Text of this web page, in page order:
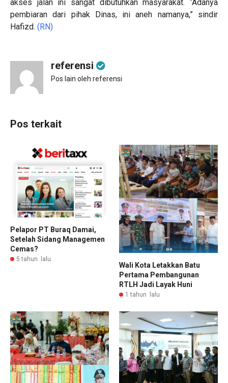
akses jalan ini sangat dibutuhkan masyarakat. “Adanya
pembiaran dari pihak Dinas, ini aneh namanya,” sindir
Hafizd. (RN)
referensi
Pos lain oleh referensi
Pos terkait
Pelapor PT Buraq Damai,
Setelah Sidang Managemen
Cemas?
5 tahun lalu
Wali Kota Letakkan Batu
Pertama Pembangunan
RTLH Jadi Layak Huni
1 tahun lalu